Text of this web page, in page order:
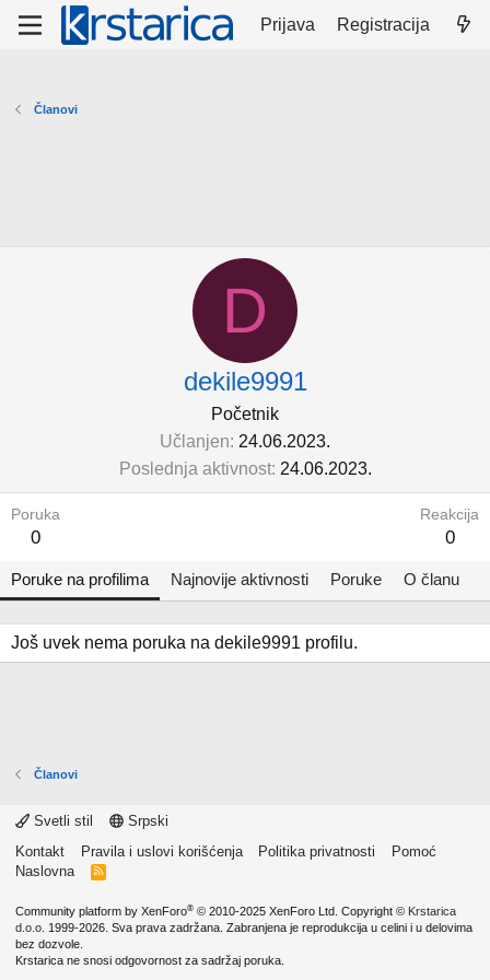
Prijava Registracija
Članovi
D
dekile9991
Početnik
Učlanjen 24.06.2023.
Poslednja aktivnost 24.06.2023.
Poruka
0
Reakcija
0
Poruke na profilima Najnovije aktivnosti Poruke O članu
Još uvek nema poruka na dekile9991 profilu.
Članovi
Svetli stil
Srpski
Kontakt
Pravila i uslovi korišćenja Politika privatnosti
Pomoć
Naslovna
R
Community platform by XenForo® © 2010-2025 XenForo Ltd. Copyright © Krstarica
d.o.o. 1999-2026. Sva prava zadržana. Zabranjena je reprodukcija u celini i u delovima
bez dozvole.
Krstarica ne snosi odgovornost za sadržaj poruka.